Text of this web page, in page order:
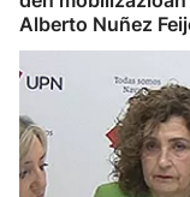
Alberto Nuñez